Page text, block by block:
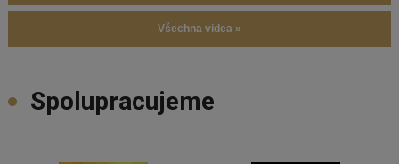
Všechna videa »
Spolupracujeme